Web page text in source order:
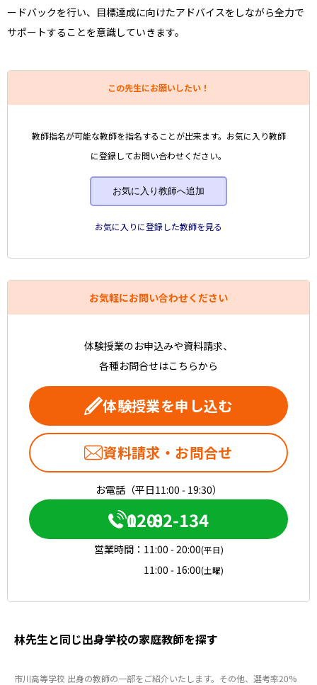
ードバックを行い、目標達成に向けたアドバイスをしながら全力で
サポートすることを意識していきます。
この先生にお願いしたい！
教師指名が可能な教師を指名することが出来ます。お気に入り教師
に登録してお問い合わせください。
お気に入り教師へ追加
お気に入りに登録した教師を見る
お気軽にお問い合わせください
体験授業のお申込みや資料請求、
各種お問合せはこちらから
体験授業を申し込む
資料請求・お問合せ
お電話（平日11:00 - 19:30）
0120-082-134
営業時間： 11:00 - 20:00(平日)
11:00 - 16:00(土曜)
林先生と同じ出身学校の家庭教師を探す
市川高等学校 出身の教師の一部をご紹介いたします。その他、選考率20%